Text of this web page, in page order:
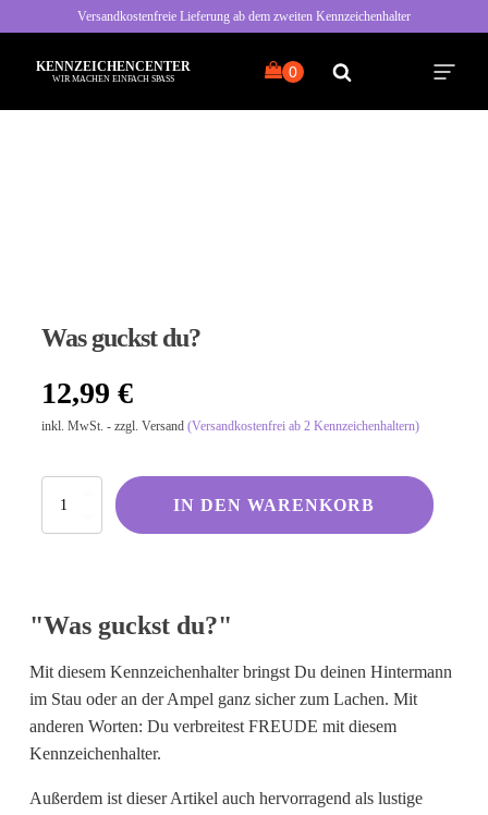
Versandkostenfreie Lieferung ab dem zweiten Kennzeichenhalter
KENNZEICHENCENTER
WIR MACHEN EINFACH SPASS
Freche Sprüche
Nette Sprüche
Kölsche Sprüche
Hessisch gebabbelt
Englisch
I Love...
Ich komme aus und bin...
Fußball
Was guckst du?
12,99 €
inkl. MwSt. - zzgl. Versand (Versandkostenfrei ab 2 Kennzeichenhaltern)
du?
IN DEN WARENKORB
"Was guckst du?"
Mit diesem Kennzeichenhalter bringst Du deinen Hintermann
im Stau oder an der Ampel ganz sicher zum Lachen. Mit
anderen Worten: Du verbreitest FREUDE mit diesem
Kennzeichenhalter.
Außerdem ist dieser Artikel auch hervorragend als lustige